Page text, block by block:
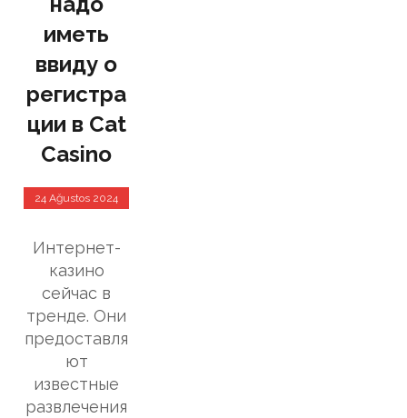
иметь
ввиду о
регистра
ции в Cat
Casino
24 Ağustos 2024
Интернет-
казино
сейчас в
тренде. Они
предоставля
ют
известные
развлечения